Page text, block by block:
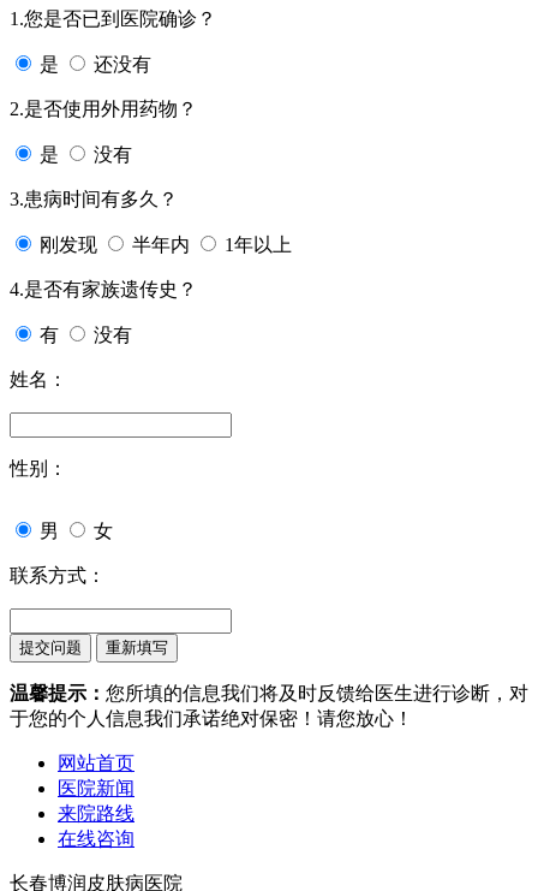
1.您是否已到医院确诊？
是 还没有
2.是否使用外用药物？
是 没有
3.患病时间有多久？
刚发现 半年内 1年以上
4.是否有家族遗传史？
有 没有
姓名：
性别：
男 女
联系方式：
温馨提示： 您所填的信息我们将及时反馈给医生进行诊断，对
于您的个人信息我们承诺绝对保密！请您放心！
网站首页
医院新闻
来院路线
在线咨询
长春博润皮肤病医院